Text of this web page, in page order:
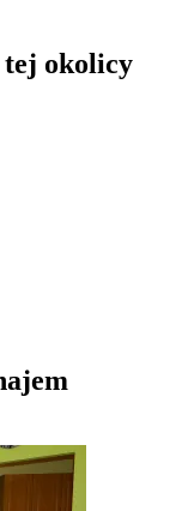
tej okolicy